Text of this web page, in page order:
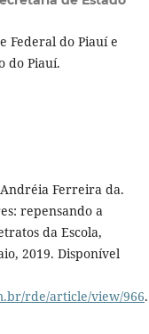
Federal do Piauí e
do Piauí.
Ferreira da.
repensando a
da Escola,
2019. Disponível
rde/article/view/966.